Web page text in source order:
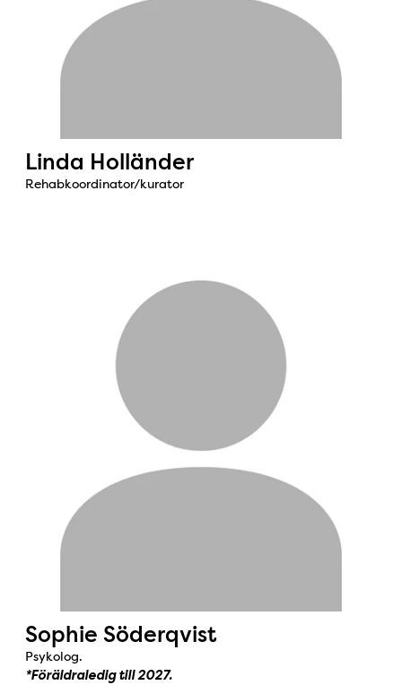
Linda Holländer
Rehabkoordinator/kurator
Sophie Söderqvist
Psykolog.
*Föräldraledig till 2027.